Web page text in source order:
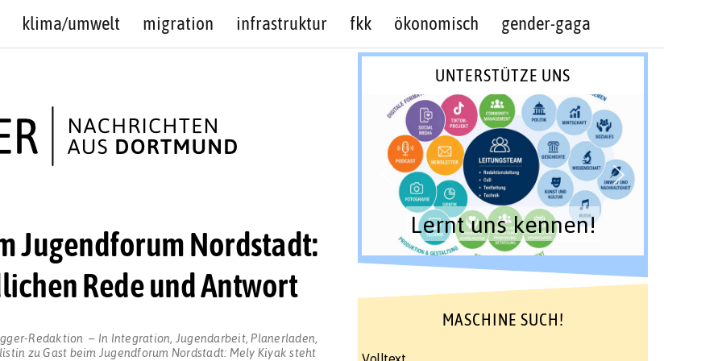
klima/umwelt migration infrastruktur fkk ökonomisch gender-gaga
Jugendforum Nordstadt:
Rede und Antwort
Redaktion In Integration Jugendarbeit, Planerladen
zu Gast beim Jugendforum Nordstadt: Mely Kiyak steht
UNTERSTÜTZE UNS
Lernt uns kennen!
MASCHINE SUCH!